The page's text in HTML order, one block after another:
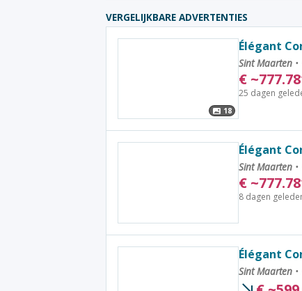
VERGELIJKBARE ADVERTENTIES
18
Élégant
Sint Maarten •
€ ~
25 dagen
Élégant
Sint Maarten •
€ ~
8 dagen
Élégant
Sint Maarten •